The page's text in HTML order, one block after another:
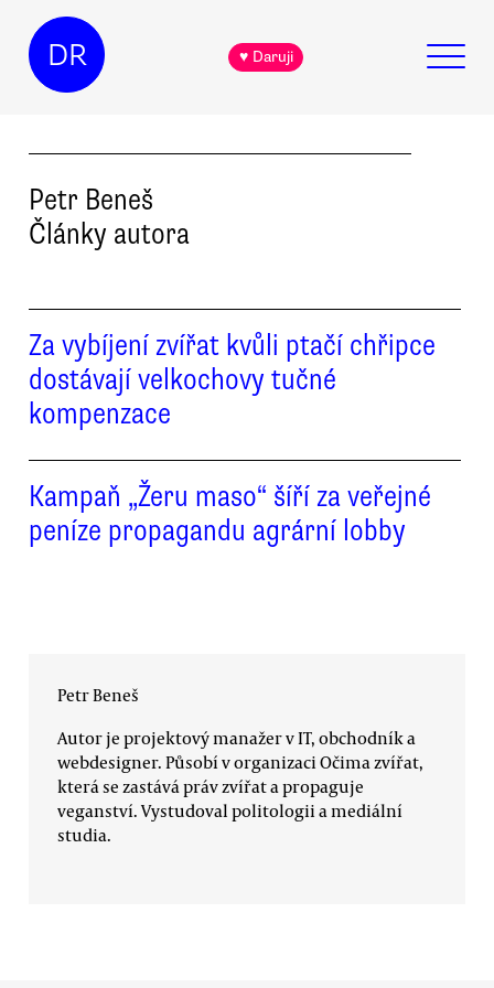
DR ♥ Daruji
Petr Beneš
Články autora
Za vybíjení zvířat kvůli ptačí chřipce
dostávají velkochovy tučné
kompenzace
Kampaň „Žeru maso“ šíří za veřejné
peníze propagandu agrární lobby
Petr Beneš
Autor je projektový manažer v IT, obchodník a
webdesigner. Působí v organizaci Očima zvířat,
která se zastává práv zvířat a propaguje
veganství. Vystudoval politologii a mediální
studia.